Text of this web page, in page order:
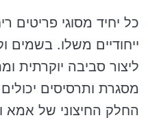
כל יחיד מסוגי פריטים
ייחודיים משלו. בשמים
ליצור סביבה יוקרתית
מסגרת ותרסיסים
החלק החיצוני של אמא